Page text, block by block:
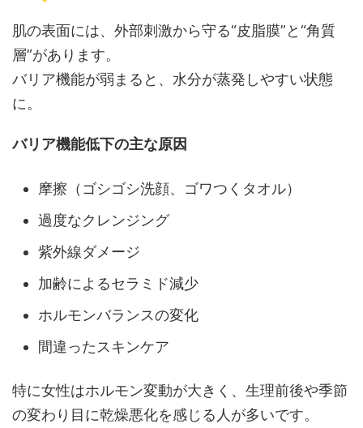
肌の表面には、外部刺激から守る“皮脂膜”と“角質
層”があります。
バリア機能が弱まると、水分が蒸発しやすい状態
に。
バリア機能低下の主な原因
摩擦（ゴシゴシ洗顔、ゴワつくタオル）
過度なクレンジング
紫外線ダメージ
加齢によるセラミド減少
ホルモンバランスの変化
間違ったスキンケア
特に女性はホルモン変動が大きく、生理前後や季節
の変わり目に乾燥悪化を感じる人が多いです。